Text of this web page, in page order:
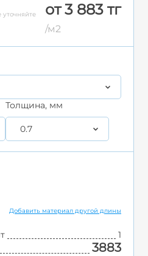
уточняйте
от 3 883 тг
/м2
Толщина, мм
0.7
Добавить материал другой длины
1
3883